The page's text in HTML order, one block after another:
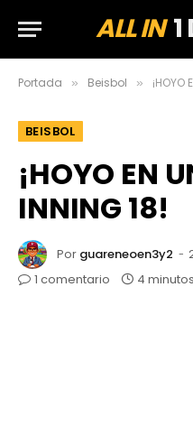
ALL IN1
Portada » Beisbol » ¡HOYO
BEISBOL
¡HOYO EN
INNING 18!
Por guareneoen3y2
1 comentario
4